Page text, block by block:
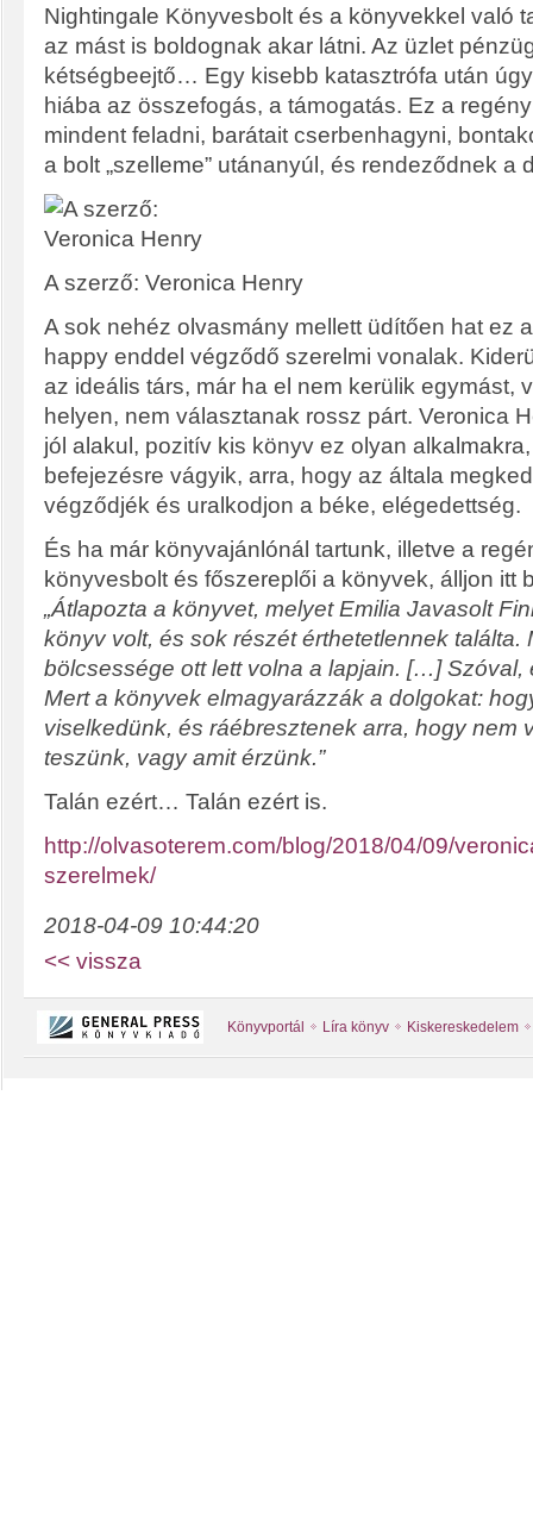
Nightingale Könyvesbolt és a könyvekkel való
az mást is boldognak akar látni. Az üzlet
kétségbeejtő… Egy kisebb katasztrófa után
hiába az összefogás, a támogatás. Ez a
mindent feladni, barátait cserbenhagyni,
a bolt „szelleme” utánanyúl, és rendeződnek a
A szerző: Veronica Henry
A sok nehéz olvasmány mellett üdítően hat ez
happy enddel végződő szerelmi vonalak.
az ideális társ, már ha el nem kerülik egymást,
helyen, nem választanak rossz párt. Veronica
jól alakul, pozitív kis könyv ez olyan
befejezésre vágyik, arra, hogy az általa
végződjék és uralkodjon a béke, elégedettség.
És ha már könyvajánlónál tartunk, illetve a
könyvesbolt és főszereplői a könyvek, álljon itt
„Átlapozta a könyvet, melyet Emilia Javasolt
könyv volt, és sok részét érthetetlennek találta.
bölcsessége ott lett volna a lapjain. […] Szóval,
Mert a könyvek elmagyarázzák a dolgokat:
viselkedünk, és ráébresztenek arra, hogy nem
teszünk, vagy amit érzünk.”
Talán ezért… Talán ezért is.
http://olvasoterem.com/blog/2018/04/09/
szerelmek/
2018-04-09 10:44:20
<< vissza
Könyvportál Líra könyv Kiskereskedelem